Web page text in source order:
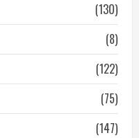
(130)
(8)
(122)
(75)
(147)